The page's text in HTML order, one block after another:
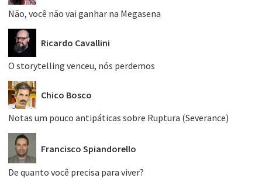
Não, você não vai ganhar na Megasena
Ricardo Cavallini
O storytelling venceu, nós perdemos
Chico Bosco
Notas um pouco antipáticas sobre Ruptura (Severance)
Francisco Spiandorello
De quanto você precisa para viver?